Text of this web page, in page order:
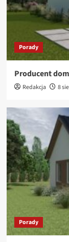
Porady
Producent
Redakcja 8
Porady